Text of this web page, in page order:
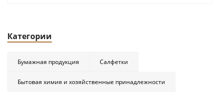
Категории
Бумажная продукция Салфетки
Бытовая химия и хозяйственные принадлежности